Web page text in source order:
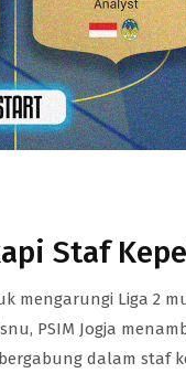
Staf
Liga 2
PSIM Jogja
dalam staf